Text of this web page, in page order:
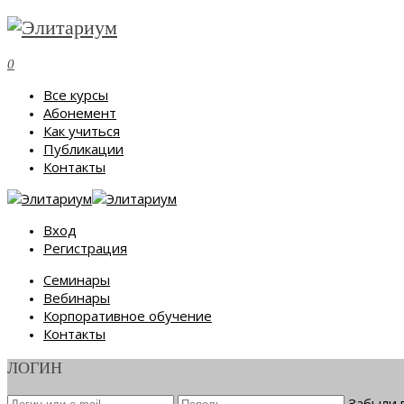
0
Все курсы
Абонемент
Как учиться
Публикации
Контакты
Вход
Регистрация
Семинары
Вебинары
Корпоративное обучение
Контакты
ЛОГИН